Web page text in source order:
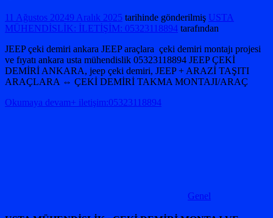
11 Ağustos 20249 Aralık 2025 tarihinde gönderilmiş USTA
MÜHENDİSLİK: İLETİŞİM: 05323118894 tarafından
JEEP çeki demiri ankara JEEP araçlara çeki demiri montajı projesi
ve fıyatı ankara usta mühendislik 05323118894 JEEP ÇEKİ
DEMİRİ ANKARA, jeep çeki demiri, JEEP + ARAZİ TAŞITI
ARAÇLARA ⇔ ÇEKİ DEMİRİ TAKMA MONTAJI/ARAÇ
Okumaya devam+ iletişim:05323118894
Genel